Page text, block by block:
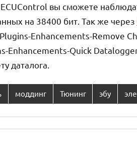
вы сможете
на 38400 бит. Так же через
Enhancements-Remove
Enhancements-Quick
даталога.
моддинг Тюнинг эбу